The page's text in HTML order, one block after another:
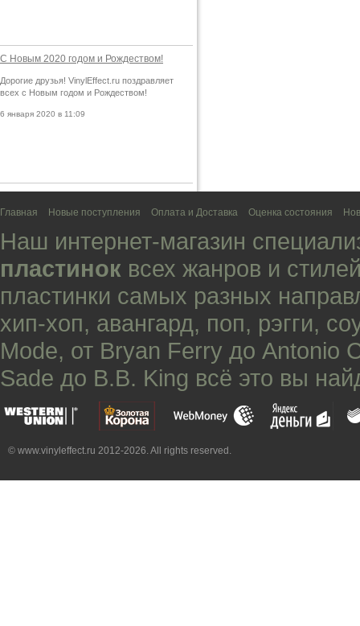
С Новым 2020 годом и Рождеством!
Дорогие друзья! VinylEffect.ru поздравляет
всех с Новым годом и Рождеством!
6 января 2020 в 11:09
Главная Новые поступления Оплата и Доставка Оценка состояния
Наш интернет-магазин
пластинок всех жанров и
пластинки самых разных
хип-хоп, авангард, поп, рэгги,
Mode, от Bryan Ferry до Antonio
Sade до B.B. King всё это вы
© www.vinyleffect.ru 2012-2026. All rights reserved.